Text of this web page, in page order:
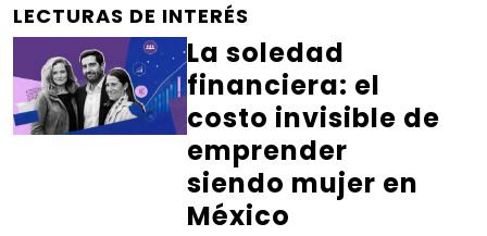
LECTURAS DE INTERÉS
La soledad
financiera: el
costo invisible de
emprender
siendo mujer en
México